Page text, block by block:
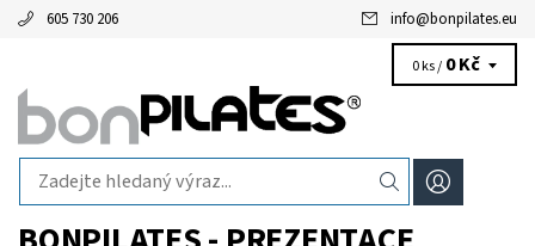
605 730 206 info@bonpilates.eu
0 ks / 0 Kč